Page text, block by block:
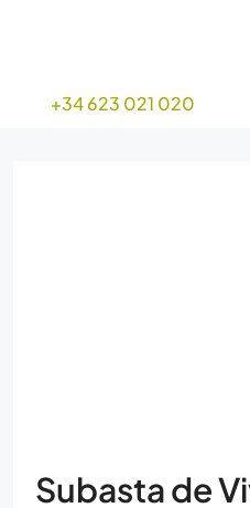
+34 623 021 020
Subasta de